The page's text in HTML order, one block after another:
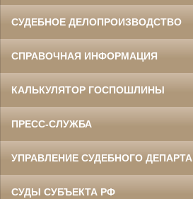
СУДЕБНОЕ ДЕЛОПРОИЗВОДСТВО
СПРАВОЧНАЯ ИНФОРМАЦИЯ
КАЛЬКУЛЯТОР ГОСПОШЛИНЫ
ПРЕСС-СЛУЖБА
УПРАВЛЕНИЕ СУДЕБНОГО
СУДЫ СУБЪЕКТА РФ